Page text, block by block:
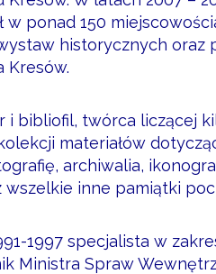
w ponad 150
historycznych
Kresów.
i bibliofil, twórca liczącej
materiałów
archiwalia,
wszelkie inne pamiątki
1997 specjalista w
Ministra Spraw